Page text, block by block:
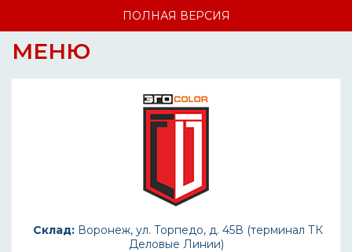
ПОЛНАЯ ВЕРСИЯ
МЕНЮ
Склад:Воронеж, ул. Торпедо, д. 45В (терминал ТК
Деловые Линии)